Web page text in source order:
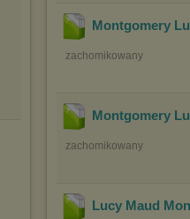
Montgomery
zachomikowany
Montgomery
zachomikowany
Lucy Maud